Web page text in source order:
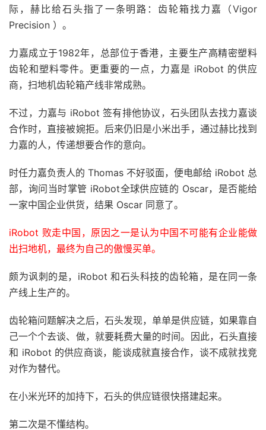
际，赫比给石头指了一条明路：齿轮箱找力嘉（Vigor
Precision ）。
力嘉成立于1982年，总部位于香港，主要生产高精密塑料
齿轮和塑料零件。更重要的一点，力嘉是 iRobot 的供应
商，扫地机齿轮箱产线非常成熟。
不过，力嘉与 iRobot 签有排他协议，石头团队去找力嘉谈
合作时，直接被婉拒。后来仍旧是小米出手，通过赫比找到
力嘉的人，传递想要合作的意向。
时任力嘉负责人的 Thomas 不好驳面，便电邮给 iRobot 总
部，询问当时掌管 iRobot全球供应链的 Oscar，是否能给
一家中国企业供货，结果 Oscar 同意了。
iRobot 败走中国，原因之一是认为中国不可能有企业能做
出扫地机，最终为自己的傲慢买单。
颇为讽刺的是，iRobot 和石头科技的齿轮箱，是在同一条
产线上生产的。
齿轮箱问题解决之后，石头发现，单单是供应链，如果靠自
己一个个去谈、做，就要耗费大量的时间。因此，石头直接
和 iRobot 的供应商谈，能谈成就直接合作，谈不成就找竞
对作为替代。
在小米光环的加持下，石头的供应链很快搭建起来。
第二次是不懂结构。